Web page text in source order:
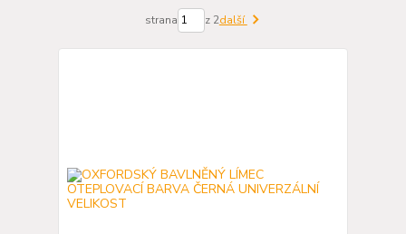
strana z 2další